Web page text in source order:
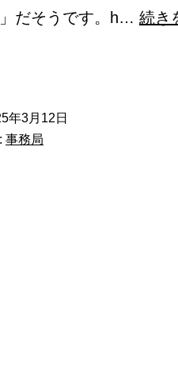
だそうです。h… 続き
年3月12日
事務局